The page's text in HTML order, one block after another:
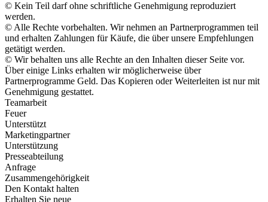
© Kein Teil darf ohne schriftliche Genehmigung reproduziert
werden.
© Alle Rechte vorbehalten. Wir nehmen an Partnerprogrammen teil
und erhalten Zahlungen für Käufe, die über unsere Empfehlungen
getätigt werden.
© Wir behalten uns alle Rechte an den Inhalten dieser Seite vor.
Über einige Links erhalten wir möglicherweise über
Partnerprogramme Geld. Das Kopieren oder Weiterleiten ist nur mit
Genehmigung gestattet.
Teamarbeit
Feuer
Unterstützt
Marketingpartner
Unterstützung
Presseabteilung
Anfrage
Zusammengehörigkeit
Den Kontakt halten
Erhalten Sie neue